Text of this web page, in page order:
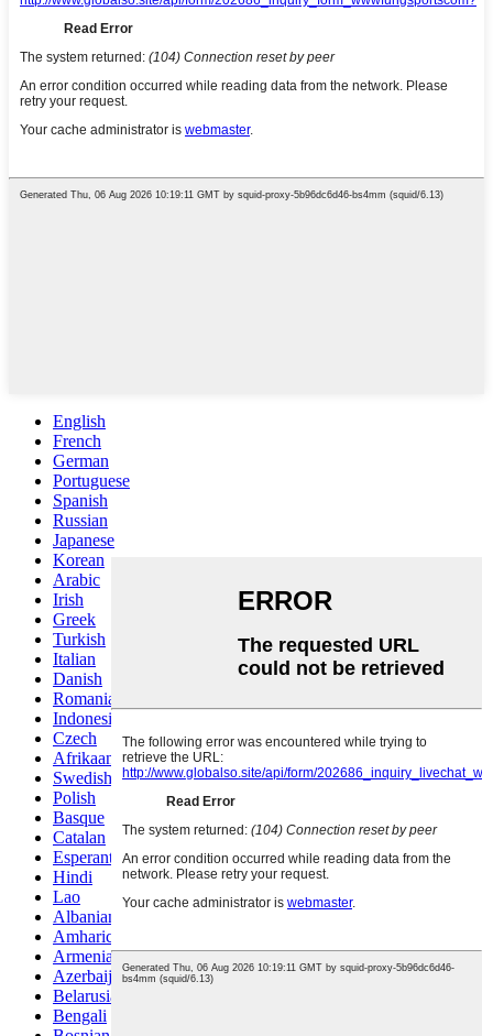
English
French
German
Portuguese
Spanish
Russian
Japanese
Korean
Arabic
Irish
Greek
Turkish
Italian
Danish
Romanian
Indonesian
Czech
Afrikaans
Swedish
Polish
Basque
Catalan
Esperanto
Hindi
Lao
Albanian
Amharic
Armenian
Azerbaijani
Belarusian
Bengali